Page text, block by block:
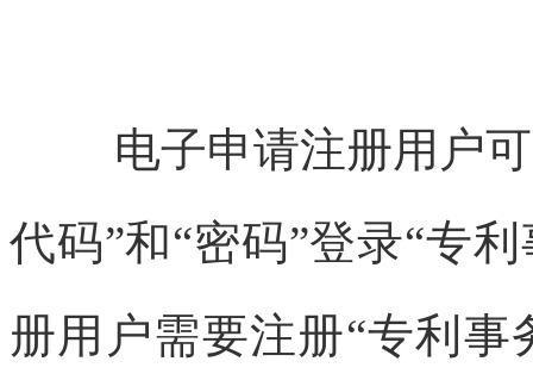
电子申请注册用户
代码”和“密码”登录“专
册用户需要注册“专利